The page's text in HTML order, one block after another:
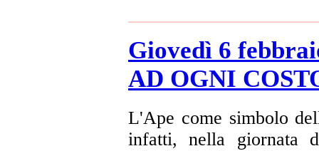
Giovedì 6
AD OGNI
L'Ape come simbolo
infatti, nella giornata